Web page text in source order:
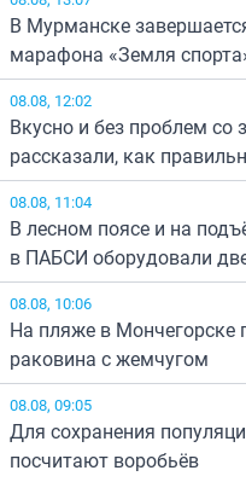
В Мурманске
марафона «Земля
08.08, 12:02
Вкусно и без проблем
рассказали, как
08.08, 11:04
В лесном поясе и на
в ПАБСИ оборудовали
08.08, 10:06
На пляже в Мончегорске
раковина с жемчугом
08.08, 09:05
Для сохранения
посчитают воробьёв